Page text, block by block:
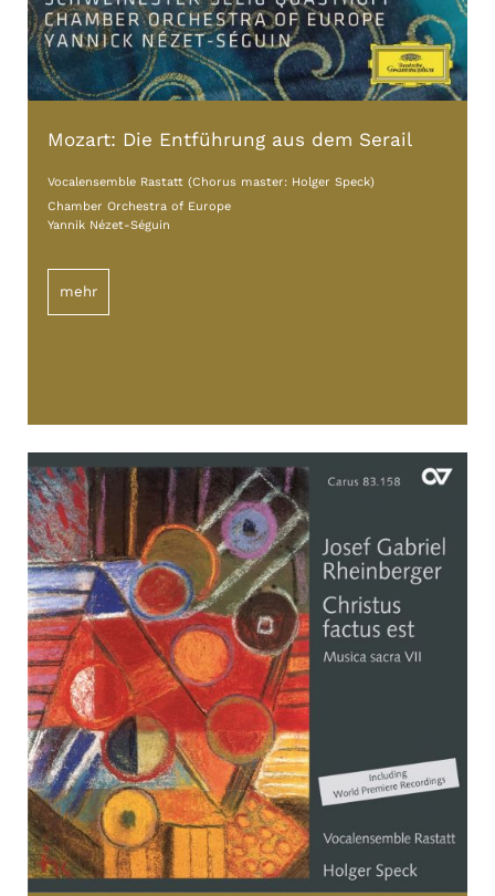
Mozart: Die Entführung aus dem Serail
Vocalensemble Rastatt (Chorus master: Holger Speck)
Chamber Orchestra of Europe
Yannik Nézet-Séguin
mehr